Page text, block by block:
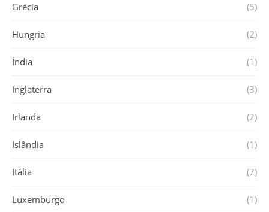
Grécia (5)
Hungria (2)
Índia (1)
Inglaterra (3)
Irlanda (2)
Islândia (1)
Itália (7)
Luxemburgo (1)